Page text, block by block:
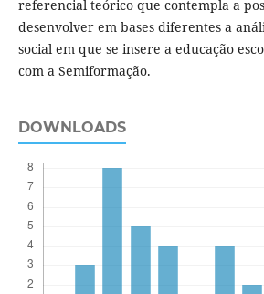
referencial teórico que contempla a
desenvolver em bases diferentes a
social em que se insere a educação
com a Semiformação.
DOWNLOADS